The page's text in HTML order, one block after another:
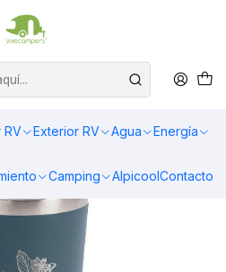
RV Exterior RV Agua Energía
Camping AlpicoolContacto
DIESEL
azul Quillay 480ml